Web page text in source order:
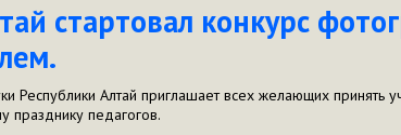
стартовал конкурс
Республики Алтай приглашает всех желающих принять
празднику педагогов.